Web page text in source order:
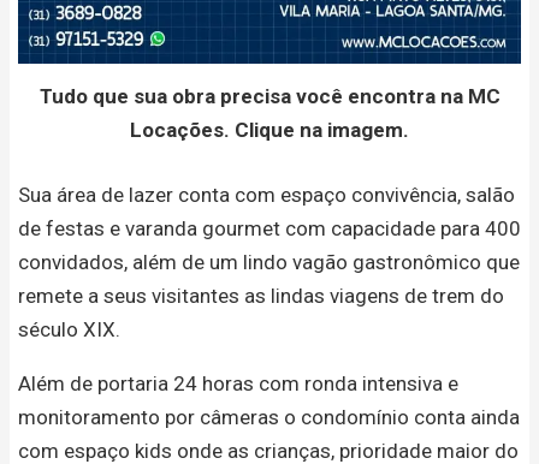
Tudo que sua obra precisa você encontra na MC
Locações. Clique na imagem.
Sua área de lazer conta com espaço convivência, salão
de festas e varanda gourmet com capacidade para 400
convidados, além de um lindo vagão gastronômico que
remete a seus visitantes as lindas viagens de trem do
século XIX.
Além de portaria 24 horas com ronda intensiva e
monitoramento por câmeras o condomínio conta ainda
com espaço kids onde as crianças, prioridade maior do